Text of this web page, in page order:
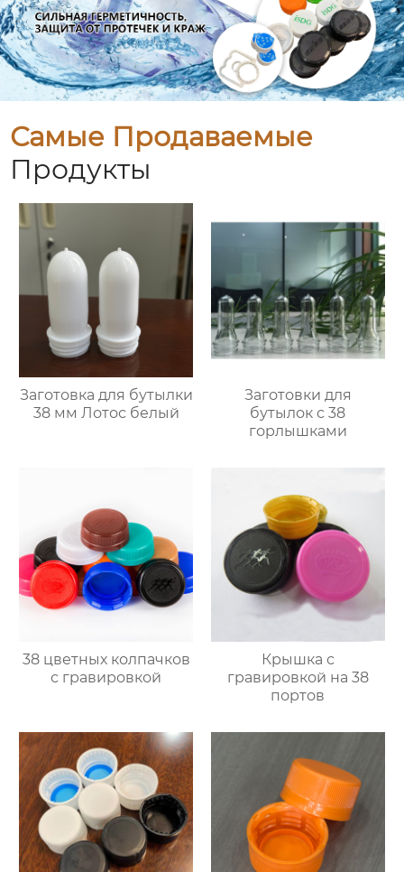
Самые Продаваемые
Продукты
Заготовка для бутылки
38 мм Лотос белый
Заготовки для
бутылок с 38
горлышками
38 цветных колпачков
с гравировкой
Крышка с
гравировкой на 38
портов